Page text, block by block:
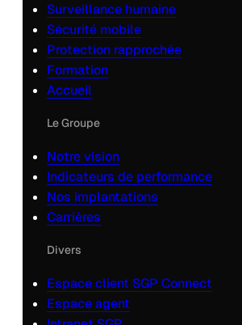
Surveillance humaine
Sécurité mobile
Protection rapprochée
Formation
Accueil
Le Groupe
Notre vision
Indicateurs de performance
Nos implantations
Carrières
Divers
Espace client SGP Connect
Espace agent